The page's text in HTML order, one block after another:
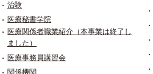
治験
医療秘書学院
医療関係者職業紹介（本事業は終了し
ました）
医療事務員講習会
関係機関